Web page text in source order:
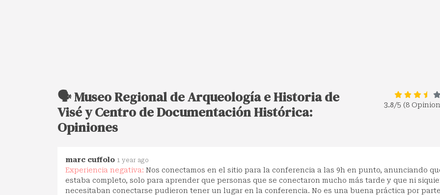
🗣️ Museo Regional de Arqueología e Historia de
Visé y Centro de Documentación Histórica:
Opiniones
3.8/5 (8
marc cuffolo 1 year ago
Experiencia negativa: Nos conectamos en el sitio para la conferencia a las 9h en punto, anunciando
estaba completo, solo para aprender que personas que se conectaron mucho más tarde y que ni
necesitaban conectarse pudieron tener un lugar en la conferencia. No es una buena práctica por